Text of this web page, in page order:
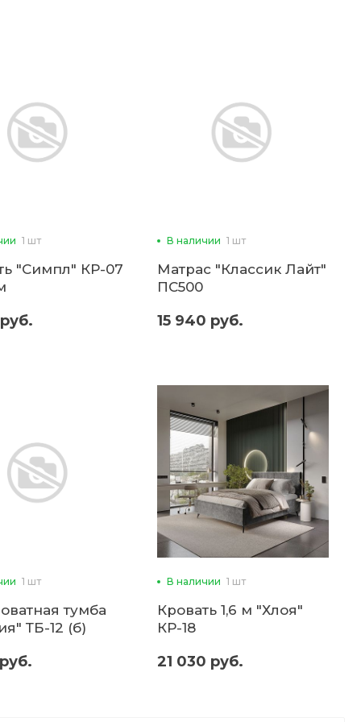
1 шт
"Симпл" КР-07
В наличии 1 шт
Матрас "Классик Лайт"
ПС500
15 940 руб.
1 шт
тумба
ТБ-12 (б)
В наличии 1 шт
Кровать 1,6 м "Хлоя"
КР-18
21 030 руб.